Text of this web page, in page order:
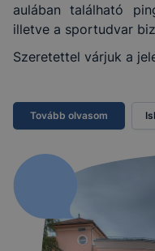
aulában található
illetve a sportudvar
Szeretettel várjuk a
Tovább olvasom